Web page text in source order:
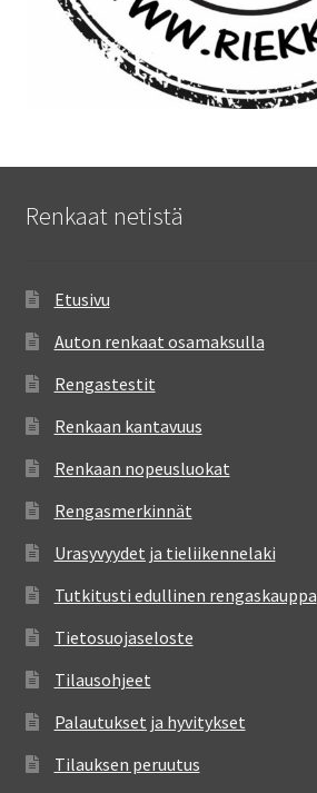
Renkaat netistä
Etusivu
Auton renkaat osamaksulla
Rengastestit
Renkaan kantavuus
Renkaan nopeusluokat
Rengasmerkinnät
Urasyvyydet ja tieliikennelaki
Tutkitusti edullinen rengaskauppa
Tietosuojaseloste
Tilausohjeet
Palautukset ja hyvitykset
Tilauksen peruutus